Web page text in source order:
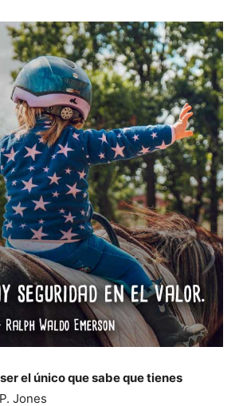
el único que sabe que tienes
Jones